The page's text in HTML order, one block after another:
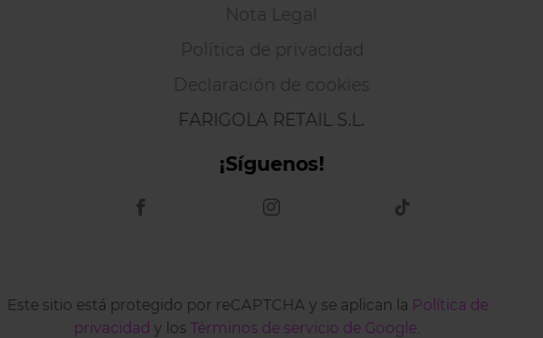
Nota Legal
Política de privacidad
Declaración de cookies
FARIGOLA RETAIL S.L.
¡Síguenos!
Este sitio está protegido por reCAPTCHA y se aplican la Política de
privacidad y los Términos de servicio de Google